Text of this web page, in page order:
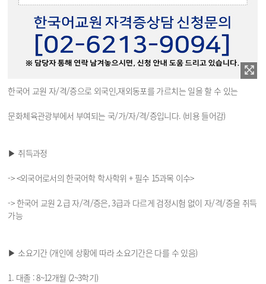
한국어 교원 자/격/증으로 외국인,재외동포를 가르치는 일을 할 수 있는
문화체육관광부에서 부여되는 국/가/자/격/증입니다. (비용 들어감)
▶ 취득과정
-> <외국어로서의 한국어학 학사학위 + 필수 15과목 이수>
-> 한국어 교원 2.급 자/격/증은, 3급과 다르게 검정시험 없이 자/격/증을 취득
가능
▶ 소요기간 (개인에 상황에 따라 소요기간은 다를 수 있음)
1. 대졸 : 8~12개월 (2~3학기)